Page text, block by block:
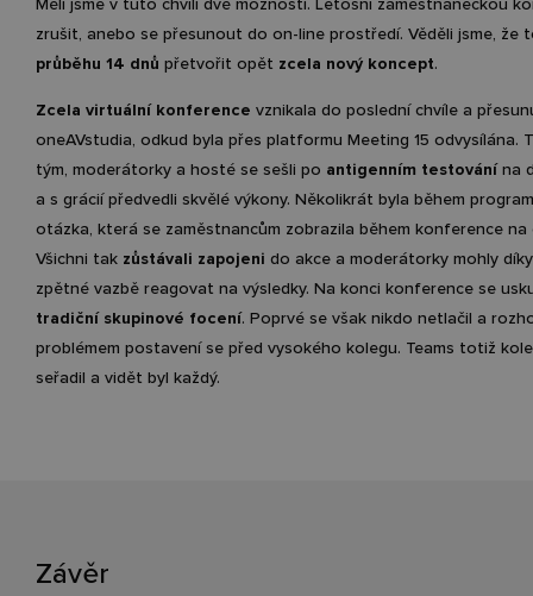
zrušit, anebo se přesunout do on-line prostředí. Věděli jsme, že
průběhu 14 dnů přetvořit opět zcela nový koncept.
Zcela virtuální konference vznikala do poslední chvíle a
oneAVstudia, odkud byla přes platformu Meeting 15 odvysílána.
tým, moderátorky a hosté se sešli po antigenním testovánína
a s grácií předvedli skvělé výkony. Několikrát byla během
otázka, která se zaměstnancům zobrazila během konference na
Všichni tak zůstávali zapojeni do akce a moderátorky mohly
zpětné vazbě reagovat na výsledky. Na konci konference se
tradiční skupinové focení. Poprvé se však nikdo netlačil a
problémem postavení se před vysokého kolegu. Teams totiž
seřadil a vidět byl každý.
Závěr